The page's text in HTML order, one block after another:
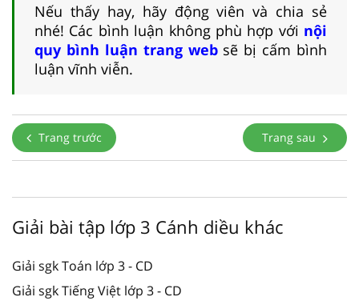
Nếu thấy hay, hãy động viên và chia sẻ
nhé! Các bình luận không phù hợp với nội
quy bình luận trang websẽ bị cấm bình
luận vĩnh viễn.
Trang trước Trang sau
Giải bài tập lớp 3 Cánh diều khác
Giải sgk Toán lớp 3 - CD
Giải sgk Tiếng Việt lớp 3 - CD